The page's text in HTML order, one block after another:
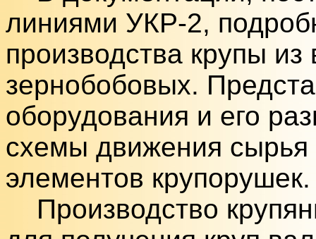
линиями УКР-2,
производства крупы
зернобобовых.
оборудования и его
схемы движения
элементов крупорушек.
Производство